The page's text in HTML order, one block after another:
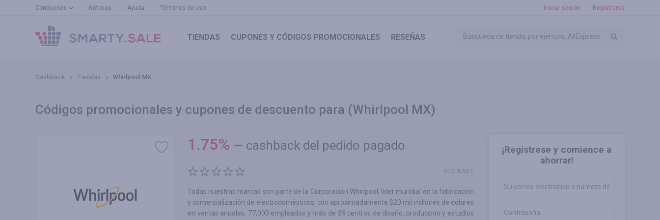
Conócenos Noticias Ayuda Términos de uso Iniciar sesión Registrarse
TIENDAS CUPONES Y CÓDIGOS PROMOCIONALES RESEÑAS
Cashback Tiendas Whirlpool MX
Códigos promocionales y cupones de descuento para (Whirlpool MX)
¡Regístrese y comience a
ahorrar!
1.75% — cashback del pedido pagado
RESEÑAS 0
Todas nuestras marcas son parte de la Corporación Whirlpool, líder mundial en la fabricación
y comercialización de electrodomésticos, con aproximadamente $20 mil millones de dólares
en ventas anuales, 77,000 empleados y más de 59 centros de diseño, producción y estudios